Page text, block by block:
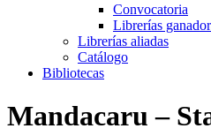
Convocatoria
Librerías
Librerías aliadas
Catálogo
Bibliotecas
Mandacaru –